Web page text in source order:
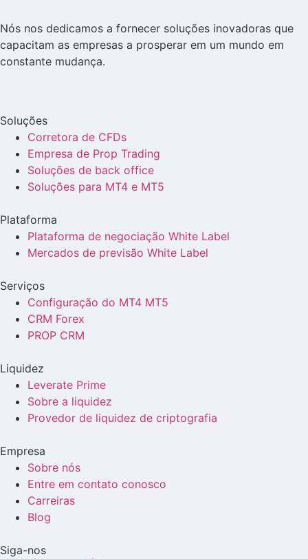
Nós nos dedicamos a fornecer soluções inovadoras que
capacitam as empresas a prosperar em um mundo em
constante mudança.
Soluções
Corretora de CFDs
Empresa de Prop Trading
Soluções de back office
Soluções para MT4 e MT5
Plataforma
Plataforma de negociação White Label
Mercados de previsão White Label
Serviços
Configuração do MT4 MT5
CRM Forex
PROP CRM
Liquidez
Leverate Prime
Sobre a liquidez
Provedor de liquidez de criptografia
Empresa
Sobre nós
Entre em contato conosco
Carreiras
Blog
Siga-nos